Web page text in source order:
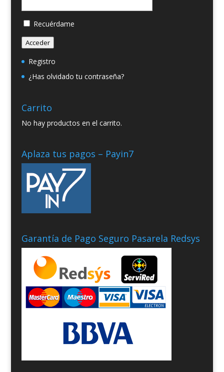
Recuérdame
Acceder
Registro
¿Has olvidado tu contraseña?
Carrito
No hay productos en el carrito.
Aplaza tus pagos – Payin7
Garantía de Pago Seguro Pasarela Redsys